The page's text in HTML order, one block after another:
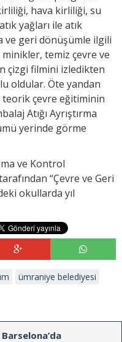
hava kirliliği, su
yağları ile atık
ve geri dönüşümle ilgili
temiz çevre ve
çizgi filmini izledikten
oldular. Öte yandan
çevre eğitiminin
Atığı Ayrıştırma
yerinde görme
ve Kontrol
“Çevre ve Geri
okullarda yıl
ümraniye belediyesi